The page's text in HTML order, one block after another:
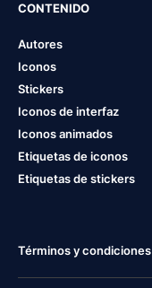
CONTENIDO
Autores
Iconos
Stickers
Iconos de interfaz
Iconos animados
Etiquetas de iconos
Etiquetas de stickers
Términos y condiciones